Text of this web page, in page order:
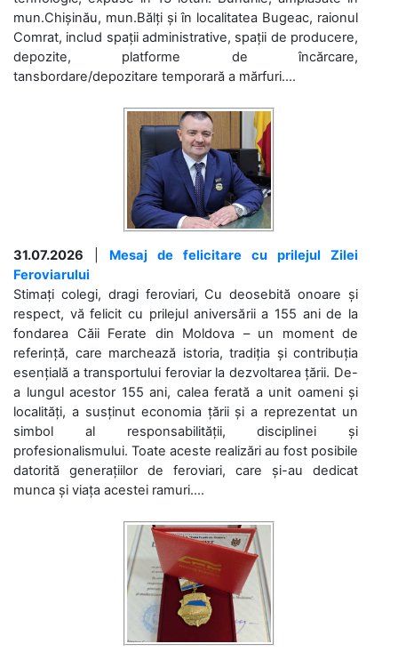
mun.Chișinău, mun.Bălți și în localitatea Bugeac, raionul
Comrat, includ spații administrative, spații de producere,
depozite, platforme de încărcare,
tansbordare/depozitare temporară a mărfuri....
31.07.2026
Mesaj de felicitare cu prilejul Zilei
Feroviarului
Stimați colegi, dragi feroviari, Cu deosebită onoare și
respect, vă felicit cu prilejul aniversării a 155 ani de la
fondarea Căii Ferate din Moldova – un moment de
referință, care marchează istoria, tradiția și contribuția
esențială a transportului feroviar la dezvoltarea țării. De-
a lungul acestor 155 ani, calea ferată a unit oameni și
localități, a susținut economia țării și a reprezentat un
simbol al responsabilității, disciplinei și
profesionalismului. Toate aceste realizări au fost posibile
datorită generațiilor de feroviari, care și-au dedicat
munca și viața acestei ramuri....